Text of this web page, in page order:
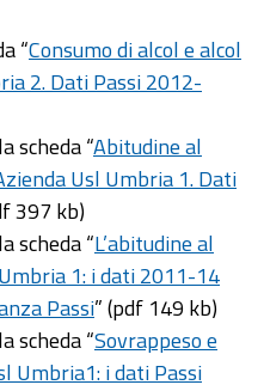
“Consumo di alcol e alcol
2. Dati Passi 2012-
scheda “Abitudine al
Usl Umbria 1. Dati
397 kb)
scheda “L’abitudine al
1: i dati 2011-14
Passi” (pdf 149 kb)
scheda “Sovrappeso e
Umbria1: i dati Passi